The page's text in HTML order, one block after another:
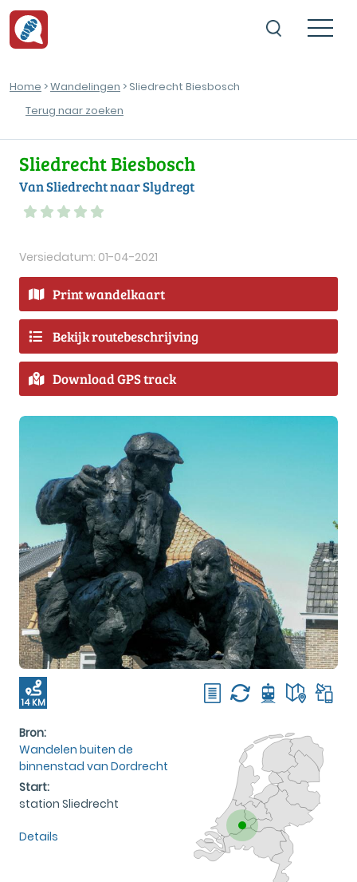
Home >Wandelingen > Sliedrecht Biesbosch
Terug naar zoeken
Sliedrecht Biesbosch
Van Sliedrecht naar Slydregt
Versiedatum: 01-04-2021
Print wandelkaart
Bekijk routebeschrijving
Download GPS track
14 KM
Bron:
Wandelen buiten de
binnenstad van Dordrecht
Start:
station Sliedrecht
Details